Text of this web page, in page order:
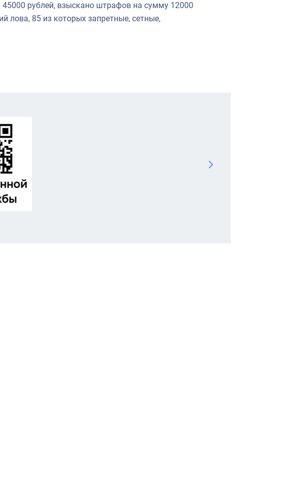
рублей, взыскано штрафов на сумму 12000
лова, 85 из которых запретные, сетные,